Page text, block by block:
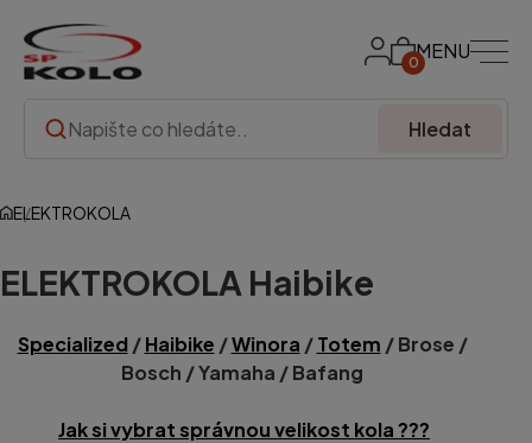
0MENU
Hledat
ELEKTROKOLA
ELEKTROKOLA Haibike
Specialized /Haibike /Winora /Totem / Brose /
Bosch / Yamaha / Bafang
Jak si vybrat správnou velikost kola ???